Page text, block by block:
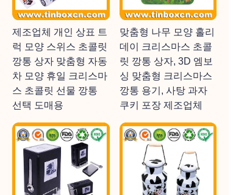
제조업체 개인 상표 트
럭 모양 스위스 초콜릿
깡통 상자 맞춤형 자동
차 모양 휴일 크리스마
스 초콜릿 선물 깡통
선택 도매용
맞춤형 나무 모양 홀리
데이 크리스마스 초콜
릿 깡통 상자, 3D 엠보
싱 맞춤형 크리스마스
깡통 용기, 사탕 과자
쿠키 포장 제조업체